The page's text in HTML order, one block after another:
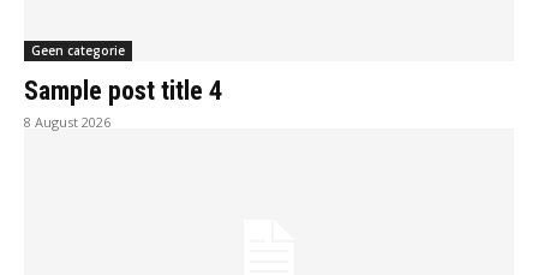
Geen categorie
Sample post title 4
8 August 2026